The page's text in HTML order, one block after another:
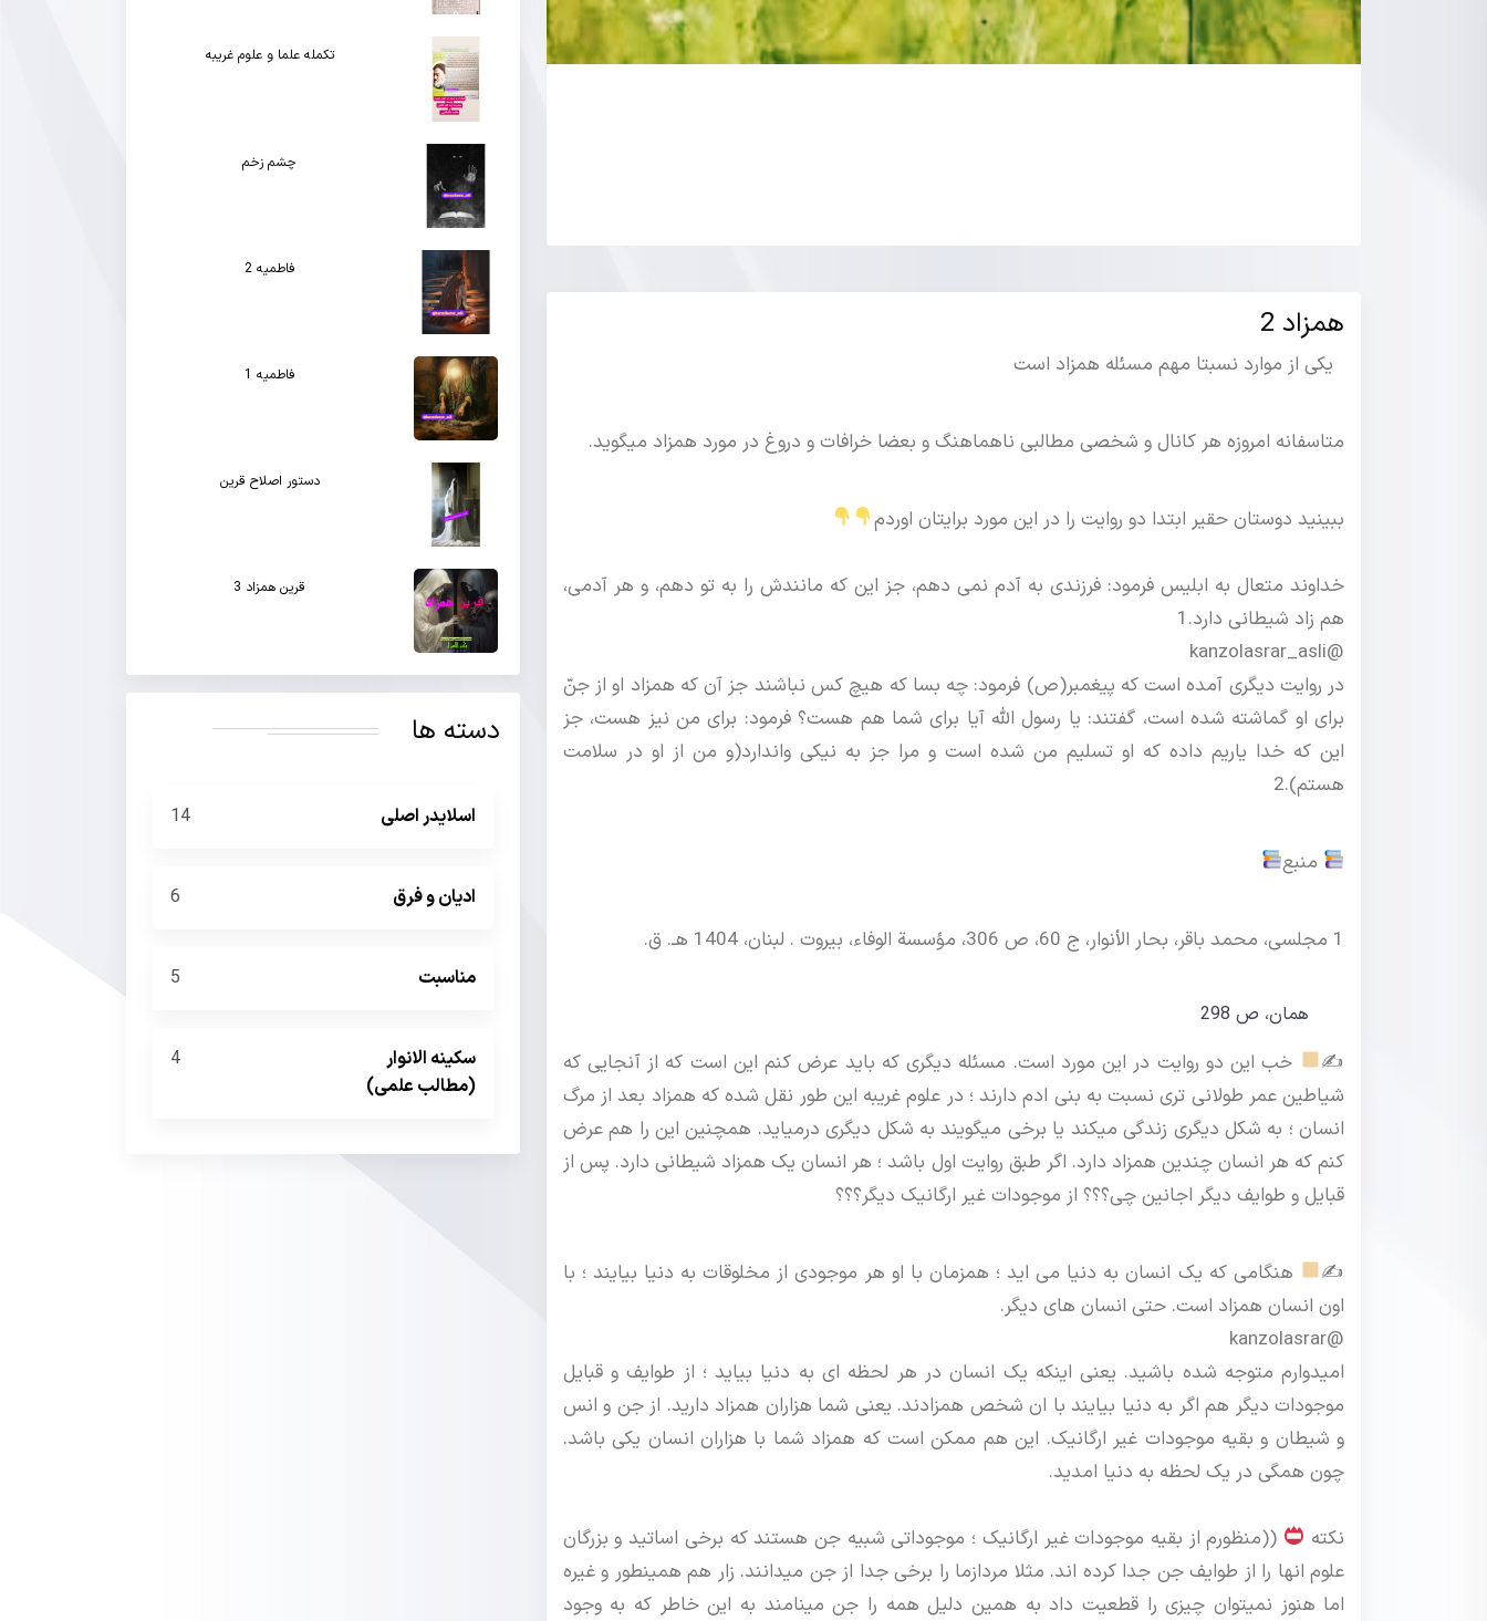
همزاد 2
یکی از موارد نسبتا مهم مسئله همزاد است
متاسفانه امروزه هر کانال و شخصی‌ مطالبی ناهماهنگ و بعضا خرافات و دروغ در مورد همزاد میگوید.
ببینید دوستان حقیر ابتدا دو روایت را در این مورد برایتان اوردم
خداوند متعال به ابلیس فرمود: فرزندی به آدم نمی دهم، جز این که مانندش را به تو دهم، و هر آدمی،
هم زاد شیطانی دارد.1
@kanzolasrar_asli
در روایت دیگری آمده است که پیغمبر(ص) فرمود: چه بسا که هیچ کس نباشند جز آن که همزاد او از جنّ
برای او گماشته شده است، گفتند: یا رسول اللَّه آیا برای شما هم هست؟ فرمود: برای من نیز هست، جز
این که خدا یاریم داده که او تسلیم من شده است و مرا جز به نیکی واندارد(و من از او در سلامت
هستم).2
منبع
1 مجلسی، محمد باقر، بحار الأنوار، ج ‏60، ص 306، مؤسسة الوفاء، بیروت . لبنان، 1404 هـ. ق.
همان، ص 298
✍
خب این دو روایت در این مورد است. مسئله دیگری که باید عرض کنم این است که از آنجایی که
شیاطین عمر طولانی تری نسبت به بنی ادم دارند ؛ در علوم غریبه این طور نقل شده که همزاد بعد از مرگ
انسان ؛ به شکل دیگری زندگی میکند یا برخی میگویند به شکل دیگری درمیاید. همچنین این را هم عرض
کنم که هر انسان چندین همزاد دارد. اگر طبق روایت اول باشد ؛ هر انسان یک همزاد شیطانی دارد. پس از
قبایل و طوایف دیگر اجانین چی؟؟؟ از موجودات غیر ارگانیک دیگر؟؟؟
✍
هنگامی که یک انسان به دنیا می اید ؛ همزمان با او هر موجودی از مخلوقات به دنیا بیایند ؛ با
اون انسان همزاد است. حتی انسان های دیگر.
@kanzolasrar
امیدوارم متوجه شده باشید. یعنی اینکه یک انسان در هر لحظه ای به دنیا بیاید ؛ از طوایف و قبایل
موجودات دیگر هم اگر به دنیا بیایند با ان شخص همزادند. یعنی شما هزاران همزاد دارید. از جن و انس
و شیطان و بقیه موجودات غیر ارگانیک. این هم ممکن است که همزاد شما با هزاران انسان یکی باشد.
چون همگی در یک لحظه به دنیا امدید.
نکته
((منظورم از بقیه موجودات غیر ارگانیک ؛ موجوداتی شبیه جن هستند که برخی اساتید و بزرگان
علوم انها را از طوایف جن جدا کرده اند. مثلا مردازما را برخی جدا از جن میدانند. زار هم همینطور و غیره
اما هنوز نمیتوان چیزی را قطعیت داد به همین دلیل همه را جن مینامند به این خاطر که به وجود
تکمله علما و علوم غریبه
چشم زخم
فاطمیه 2
فاطمیه 1
دستور اصلاح قرین
قرین همزاد 3
دسته ها
اسلایدر اصلی 14
ادیان و فرق 6
مناسبت 5
سکینه الانوار
(مطالب علمی)
4